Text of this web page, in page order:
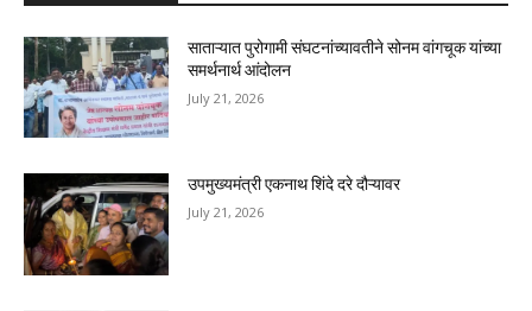
साताऱ्यात पुरोगामी संघटनांच्यावतीने सोनम वांगचूक यांच्या
समर्थनार्थ आंदोलन
July 21, 2026
उपमुख्यमंत्री एकनाथ शिंदे दरे दौऱ्यावर
July 21, 2026